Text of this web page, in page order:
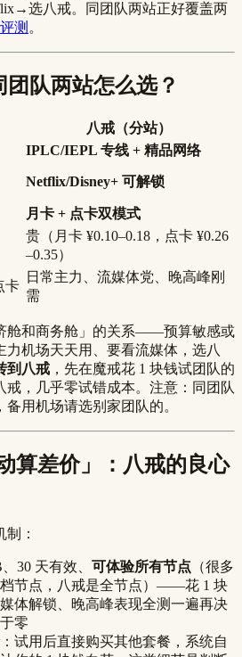
选八戒。同团队两站正好覆盖两
测 。
团队两站怎么选？
八戒（分站）
IPLC/IEPL 专线 + 精品网络
Netflix/Disney+ 可解锁
月卡 + 点卡双模式
贵（月卡 ¥0.10–0.18，点卡 ¥0.26
–0.35）
卡
日常主力、流媒体党、晚高峰刚
需
舱和商务舱」的关系——预算敏感或
力机场天天用、要看流媒体，选八
到八戒 ，先在魔戒花 1 块钱试团队的
戒，几乎零试错成本。注意：同团队
，备用机场请选别家团队的。
算差价」：八戒的良心
：
、30 天有效、 可体验所有节点 （很多
节点，八戒是全节点）——花 1 块
体解锁、晚高峰表现全测一遍再决
零
：试用后直接购买其他套餐，系统自